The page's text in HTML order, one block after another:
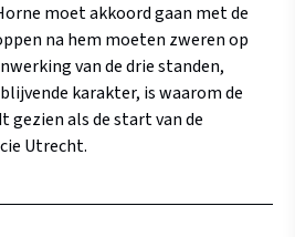
moet akkoord gaan met de
na hem moeten zweren op
van de drie standen,
karakter, is waarom de
gezien als de start van de
Utrecht.